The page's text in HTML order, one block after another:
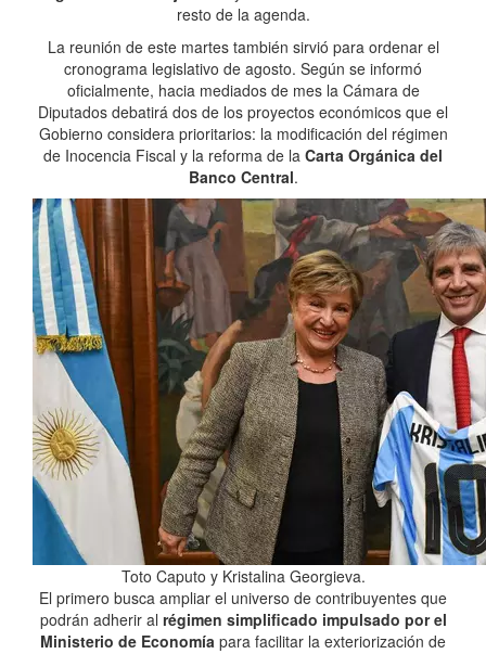
resto de la agenda.
La reunión de este martes también sirvió para ordenar el
cronograma legislativo de agosto. Según se informó
oficialmente, hacia mediados de mes la Cámara de
Diputados debatirá dos de los proyectos económicos que el
Gobierno considera prioritarios: la modificación del régimen
de Inocencia Fiscal y la reforma de la Carta Orgánica del
Banco Central.
Toto Caputo y Kristalina Georgieva.
El primero busca ampliar el universo de contribuyentes que
podrán adherir al régimen simplificado impulsado por el
Ministerio de Economía para facilitar la exteriorización de